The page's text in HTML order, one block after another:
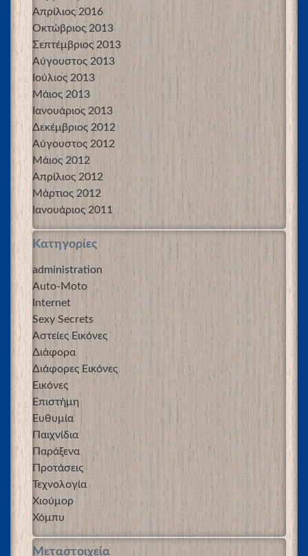
Απρίλιος 2016
Οκτώβριος 2013
Σεπτέμβριος 2013
Αύγουστος 2013
Ιούλιος 2013
Μάιος 2013
Ιανουάριος 2013
Δεκέμβριος 2012
Αύγουστος 2012
Μάιος 2012
Απρίλιος 2012
Μάρτιος 2012
Ιανουάριος 2011
Kατηγορίες
administration
Auto-Moto
Internet
Sexy Secrets
Αστείες Εικόνες
Διάφορα
Διάφορες Εικόνες
Εικόνες
Επιστήμη
Ευθυμία
Παιχνίδια
Παράξενα
Προτάσεις
Τεχνολογία
Χιούμορ
Χόμπυ
Μεταστοιχεία